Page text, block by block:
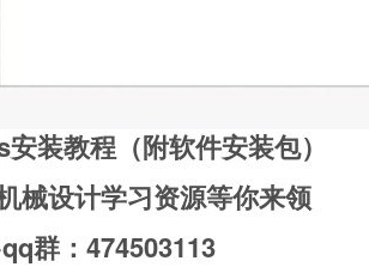
装教程（附软件安装包）
械设计学习资源等你来领
群：474503113